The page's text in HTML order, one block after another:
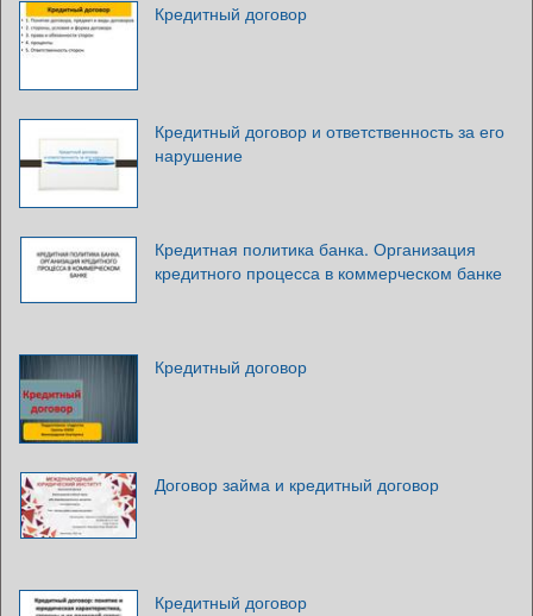
Кредитный договор
Кредитный договор и ответственность за его
нарушение
Кредитная политика банка. Организация
кредитного процесса в коммерческом банке
Кредитный договор
Договор займа и кредитный договор
Кредитный договор